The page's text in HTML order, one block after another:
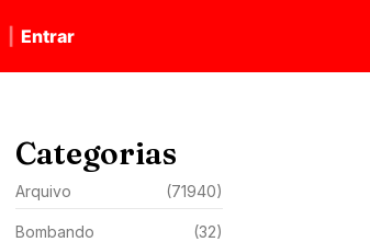
Entrar
Categorias
Arquivo (71940)
Bombando (32)